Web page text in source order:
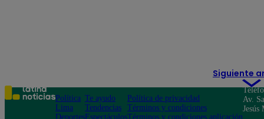
Siguiente
Política
Lima
Deportes
Te ayudo
Tendencias
Espectáculos
Política de privacidad
Términos y condiciones
Términos y condiciones aplicación
Av.
Jesús